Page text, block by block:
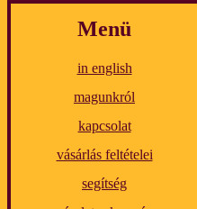
Menü
in english
magunkról
kapcsolat
vásárlás feltételei
segítség